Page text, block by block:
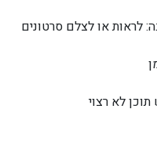
או לצלם סרטונים
לא רצוי